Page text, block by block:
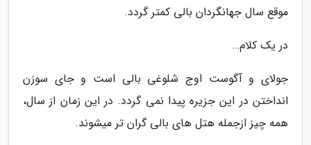
موقع سال جهانگردان بالی کمتر گردد.
در یک کلام…
جولای و آگوست اوج شلوغی بالی است و جای سوزن
انداختن در این جزیره پیدا نمی گردد. در این زمان از سال،
همه چیز ازجمله هتل های بالی گران تر می­شوند.